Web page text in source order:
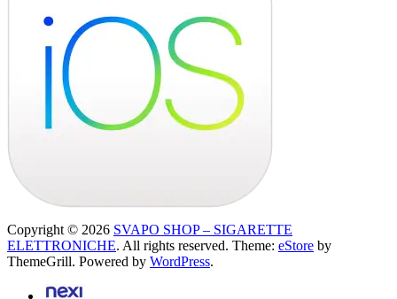
Copyright © 2026 SVAPO SHOP – SIGARETTE
ELETTRONICHE. All rights reserved. Theme: eStore by
ThemeGrill. Powered by WordPress.